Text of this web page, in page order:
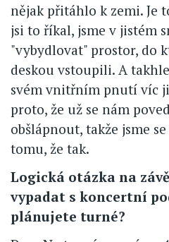
nějak přitáhlo k zemi. Je
jsi to říkal, jsme v jistém
"vybydlovat" prostor, do
deskou vstoupili. A
svém vnitřním pnutí víc
proto, že už se nám
obšlápnout, takže jsme
tomu, že tak.
Logická otázka na
vypadat s koncertní
plánujete turné?